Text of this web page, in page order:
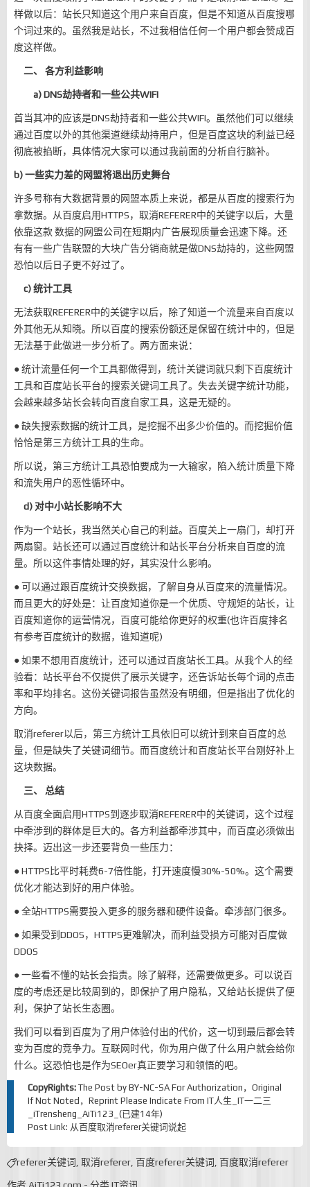
样做以后：站长只知道这个用户来自百度，但是不知道从百度搜哪
个词过来的。虽然我是站长，不过我相信任何一个用户都会赞成百
度这样做。
二、 各方利益影响
a) DNS劫持者和一些公共WIFI
首当其冲的应该是DNS劫持者和一些公共WIFI。虽然他们可以继续
通过百度以外的其他渠道继续劫持用户，但是百度这块的利益已经
彻底被掐断，具体情况大家可以通过我前面的分析自行脑补。
b) 一些实力差的网盟将退出历史舞台
许多号称有大数据背景的网盟本质上来说，都是从百度的搜索行为
拿数据。从百度启用HTTPS，取消REFERER中的关键字以后，大量
依靠这款 数据的网盟公司在短期内广告展现质量会迅速下降。还
有有一些广告联盟的大块广告分销商就是做DNS劫持的，这些网盟
恐怕以后日子更不好过了。
c) 统计工具
无法获取REFERER中的关键字以后，除了知道一个流量来自百度以
外其他无从知晓。所以百度的搜索份额还是保留在统计中的，但是
无法基于此做进一步分析了。两方面来说：
● 统计流量任何一个工具都做得到，统计关键词就只剩下百度统计
工具和百度站长平台的搜索关键词工具了。失去关键字统计功能，
会越来越多站长会转向百度自家工具，这是无疑的。
● 缺失搜索数据的统计工具，是挖掘不出多少价值的。而挖掘价值
恰恰是第三方统计工具的生命。
所以说，第三方统计工具恐怕要成为一大输家，陷入统计质量下降
和流失用户的恶性循环中。
d) 对中小站长影响不大
作为一个站长，我当然关心自己的利益。百度关上一扇门，却打开
两扇窗。站长还可以通过百度统计和站长平台分析来自百度的流
量。所以这件事情处理的好，其实没什么影响。
● 可以通过跟百度统计交换数据，了解自身从百度来的流量情况。
而且更大的好处是：让百度知道你是一个优质、守规矩的站长，让
百度知道你的运营情况，百度可能给你更好的权重(也许百度排名
有参考百度统计的数据，谁知道呢)
● 如果不想用百度统计，还可以通过百度站长工具。从我个人的经
验看：站长平台不仅提供了展示关键字，还告诉站长每个词的点击
率和平均排名。这份关键词报告虽然没有明细，但是指出了优化的
方向。
取消referer以后，第三方统计工具依旧可以统计到来自百度的总
量，但是缺失了关键词细节。而百度统计和百度站长平台刚好补上
这块数据。
三、 总结
从百度全面启用HTTPS到逐步取消REFERER中的关键词，这个过程
中牵涉到的群体是巨大的。各方利益都牵涉其中，而百度必须做出
抉择。迈出这一步还要背负一些压力：
● HTTPS比平时耗费6-7倍性能，打开速度慢30%-50%。这个需要
优化才能达到好的用户体验。
● 全站HTTPS需要投入更多的服务器和硬件设备。牵涉部门很多。
● 如果受到DDOS，HTTPS更难解决，而利益受损方可能对百度做
DDOS
● 一些看不懂的站长会指责。除了解释，还需要做更多。可以说百
度的考虑还是比较周到的，即保护了用户隐私，又给站长提供了便
利，保护了站长生态圈。
我们可以看到百度为了用户体验付出的代价，这一切到最后都会转
变为百度的竞争力。互联网时代，你为用户做了什么用户就会给你
什么。这恐怕也是作为SEOer真正要学习和领悟的吧。
CopyRights: The Post by BY-NC-SA For Authorization，Original
If Not Noted，Reprint Please Indicate From IT人生_IT一二三
_iTrensheng_AiTi123_(已建14年)
Post Link: 从百度取消referer关键词说起
referer关键词 取消referer 百度referer关键词 百度取消referer